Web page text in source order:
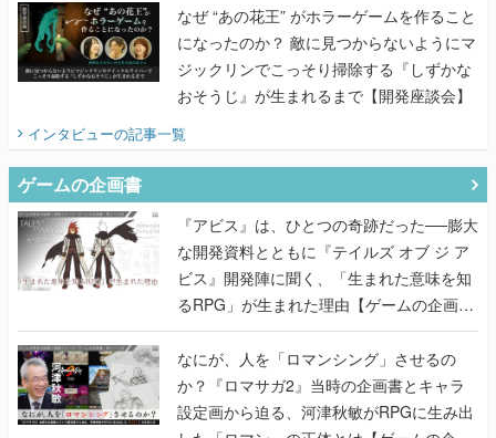
なぜ “あの花王” がホラーゲームを作ること
になったのか？ 敵に見つからないようにマ
ジックリンでこっそり掃除する『しずかな
おそうじ』が生まれるまで【開発座談会】
インタビューの記事一覧
ゲームの企画書
『アビス』は、ひとつの奇跡だった──膨大
な開発資料とともに『テイルズ オブ ジ ア
ビス』開発陣に聞く、「生まれた意味を知
るRPG」が生まれた理由【ゲームの企画
書】
なにが、人を「ロマンシング」させるの
か？『ロマサガ2』当時の企画書とキャラ
設定画から迫る、河津秋敏がRPGに生み出